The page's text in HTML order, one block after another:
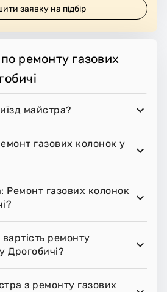
заявку на підбір
ремонту газових
майстра?
газових колонок у
Ремонт газових колонок
ремонту
Дрогобичі?
з ремонту газових